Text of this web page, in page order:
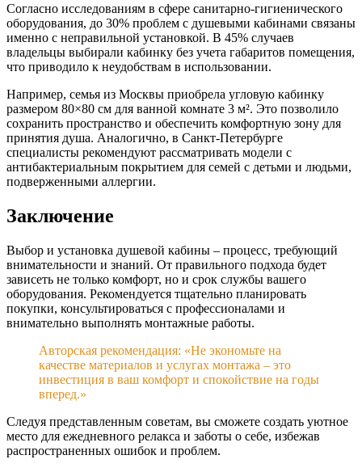
Согласно исследованиям в сфере санитарно-гигиенического
оборудования, до 30% проблем с душевыми кабинами связаны
именно с неправильной установкой. В 45% случаев
владельцы выбирали кабинку без учета габаритов помещения,
что приводило к неудобствам в использовании.
Например, семья из Москвы приобрела угловую кабинку
размером 80×80 см для ванной комнате 3 м². Это позволило
сохранить пространство и обеспечить комфортную зону для
принятия душа. Аналогично, в Санкт-Петербурге
специалисты рекомендуют рассматривать модели с
антибактериальным покрытием для семей с детьми и людьми,
подверженными аллергии.
Заключение
Выбор и установка душевой кабины – процесс, требующий
внимательности и знаний. От правильного подхода будет
зависеть не только комфорт, но и срок службы вашего
оборудования. Рекомендуется тщательно планировать
покупки, консультироваться с профессионалами и
внимательно выполнять монтажные работы.
Авторская рекомендация: «Не экономьте на
качестве материалов и услугах монтажа – это
инвестиция в ваш комфорт и спокойствие на годы
вперед.»
Следуя представленным советам, вы сможете создать уютное
место для ежедневного релакса и заботы о себе, избежав
распространенных ошибок и проблем.